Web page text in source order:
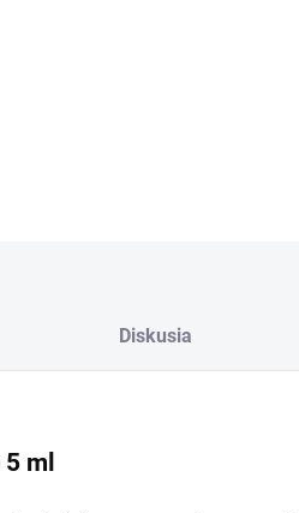
Diskusia
5 ml